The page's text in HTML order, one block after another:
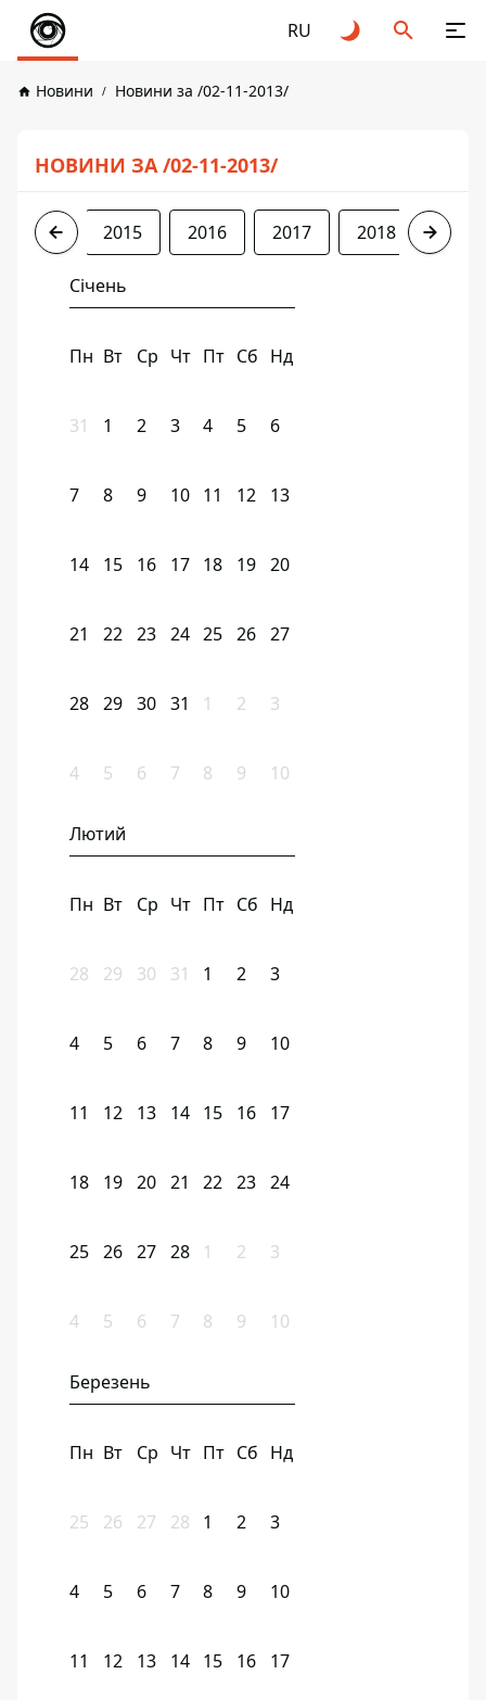
RU
Новини Новини за /02-11-2013/
НОВИНИ ЗА /02-11-2013/
2013 2015 2016 2017 2018 2019
Січень
Пн Вт Ср Чт Пт Сб Нд
31 1 2 3 4 5 6
7 8 9 10 11 12 13
14 15 16 17 18 19 20
21 22 23 24 25 26 27
28 29 30 31 1 2 3
4 5 6 7 8 9 10
Лютий
Пн Вт Ср Чт Пт Сб Нд
28 29 30 31 1 2 3
4 5 6 7 8 9 10
11 12 13 14 15 16 17
18 19 20 21 22 23 24
25 26 27 28 1 2 3
4 5 6 7 8 9 10
Березень
Пн Вт Ср Чт Пт Сб Нд
25 26 27 28 1 2 3
4 5 6 7 8 9 10
11 12 13 14 15 16 17